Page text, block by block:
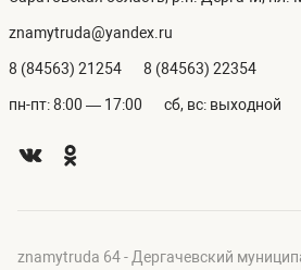
znamytruda@yandex.ru
8 (84563) 21254 8 (84563) 22354
пн-пт: 8:00 — 17:00 сб, вс: выходной
znamytruda 64 - Дергачевский